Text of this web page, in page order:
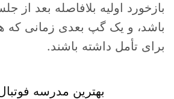
بازخورد اولیه بلافاصله بعد از
باشد، و یک گپ بعدی زمانی
برای تأمل داشته باشند.
بهترین مدرسه